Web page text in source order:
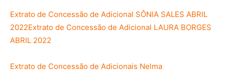
Extrato de Concessão de Adicional SÔNIA SALES ABRIL
2022Extrato de Concessão de Adicional LAURA BORGES
ABRIL 2022
Extrato de Concessão de Adicionais Nelma